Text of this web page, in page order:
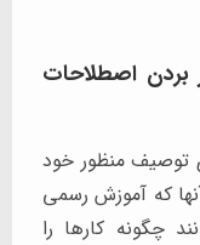
بردن اصطلاحات
توصیف منظور خود
که آموزش رسمی
چگونه کارها را